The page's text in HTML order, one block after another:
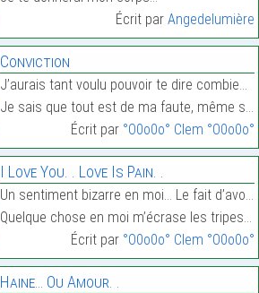
Écrit par Angedelumière
Conviction
J’aurais tant voulu pouvoir te dire combien je t’a
Je sais que tout est de ma faute, même si je ne po…
Écrit par °O0o0o° Clem °O0o0o°
I Love You. . Love Is Pain. .
Un sentiment bizarre en moi… Le fait d’avoir mal,
Quelque chose en moi m’écrase les tripes……
Écrit par °O0o0o° Clem °O0o0o°
Haine… Ou Amour. .